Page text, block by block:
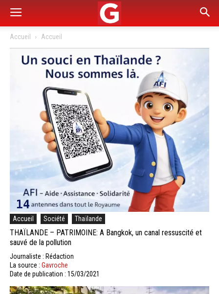
Accueil Accueil
Accueil Société Thaïlande
THAÏLANDE – PATRIMOINE: A Bangkok, un canal ressuscité et
sauvé de la pollution
Journaliste : Rédaction
La source : Gavroche
Date de publication : 15/03/2021